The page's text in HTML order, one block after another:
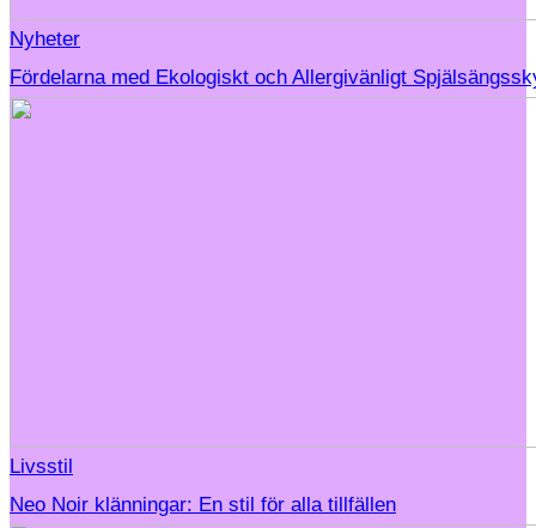
Nyheter
Fördelarna med Ekologiskt och Allergivänligt
Livsstil
Neo Noir klänningar: En stil för alla tillfällen